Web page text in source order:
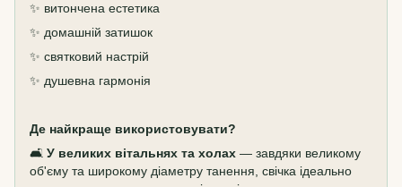
✨ витончена естетика
✨ домашній затишок
✨ святковий настрій
✨ душевна гармонія
Де найкраще використовувати?
🛋️ У великих вітальнях та холах — завдяки великому
об'єму та широкому діаметру танення, свічка ідеально